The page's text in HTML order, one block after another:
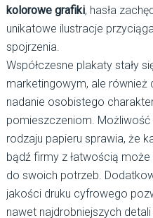
kolorowe grafiki, hasła
unikatowe ilustracje
spojrzenia.
Współczesne plakaty stały
marketingowym, ale również
nadanie osobistego
pomieszczeniom.
rodzaju papieru sprawia, że
bądź firmy z łatwością
do swoich potrzeb.
jakości druku cyfrowego
nawet najdrobniejszych